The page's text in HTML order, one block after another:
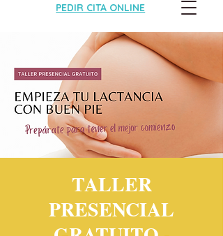
PEDIR CITA ONLINE
TALLER
PRESENCIAL